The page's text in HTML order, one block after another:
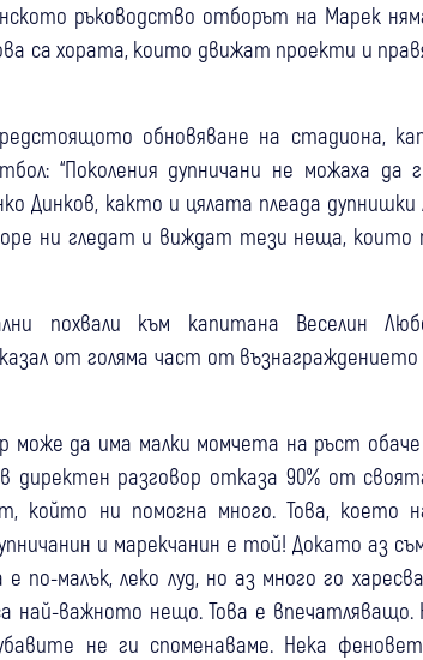
ръководство отборът на Марек
са хората, които движат проекти и
обновяване на стадиона,
“Поколения дупничани не можаха да
Динков, както и цялата плеада дупнишки
ни гледат и виждат тези неща, които
похвали към капитана Веселин
от голяма част от възнаграждението
може да има малки момчета на ръст обаче
директен разговор отказа 90% от
който ни помогна много. Това, което
и марекчанин е той! Докато аз
по-малък, леко луд, но аз много го
най-важното нещо. Това е впечатляващо.
не ги споменаваме. Нека